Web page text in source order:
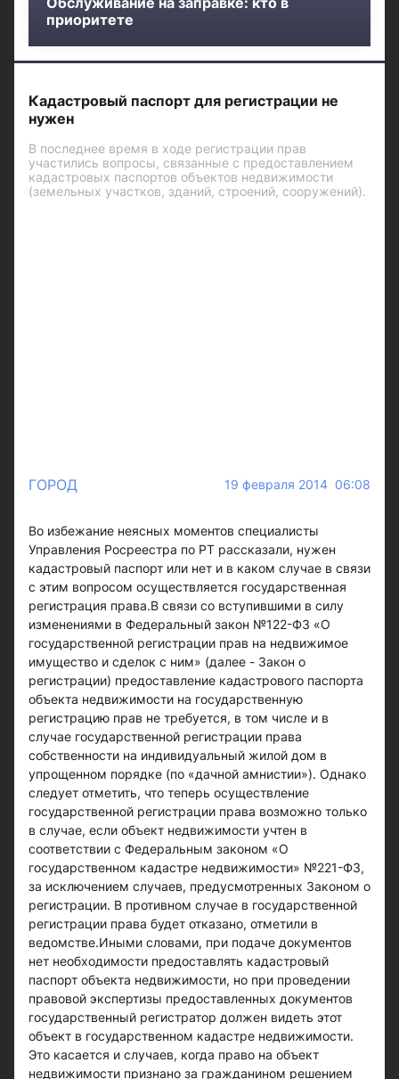
приоритете
Кадастровый паспорт для регистрации не
нужен
В последнее время в ходе регистрации прав
участились вопросы, связанные с предоставлением
кадастровых паспортов объектов недвижимости
(земельных участков, зданий, строений, сооружений).
ГОРОД 19 февраля 2014 06:08
Во избежание неясных моментов специалисты
Управления Росреестра по РТ рассказали, нужен
кадастровый паспорт или нет и в каком случае в связи
с этим вопросом осуществляется государственная
регистрация права.В связи со вступившими в силу
изменениями в Федеральный закон №122-ФЗ «О
государственной регистрации прав на недвижимое
имущество и сделок с ним» (далее - Закон о
регистрации) предоставление кадастрового паспорта
объекта недвижимости на государственную
регистрацию прав не требуется, в том числе и в
случае государственной регистрации права
собственности на индивидуальный жилой дом в
упрощенном порядке (по «дачной амнистии»). Однако
следует отметить, что теперь осуществление
государственной регистрации права возможно только
в случае, если объект недвижимости учтен в
соответствии с Федеральным законом «О
государственном кадастре недвижимости» №221-ФЗ,
за исключением случаев, предусмотренных Законом о
регистрации. В противном случае в государственной
регистрации права будет отказано, отметили в
ведомстве.Иными словами, при подаче документов
нет необходимости предоставлять кадастровый
паспорт объекта недвижимости, но при проведении
правовой экспертизы предоставленных документов
государственный регистратор должен видеть этот
объект в государственном кадастре недвижимости.
Это касается и случаев, когда право на объект
недвижимости признано за гражданином решением